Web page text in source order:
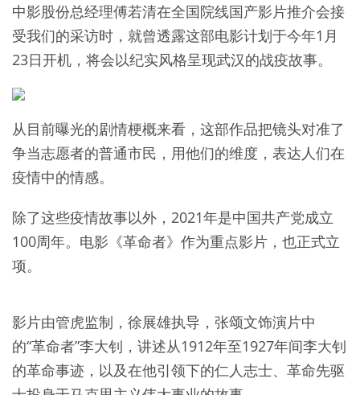
中影股份总经理傅若清在全国院线国产影片推介会接
受我们的采访时，就曾透露这部电影计划于今年1月
23日开机，将会以纪实风格呈现武汉的战疫故事。
从目前曝光的剧情梗概来看，这部作品把镜头对准了
争当志愿者的普通市民，用他们的维度，表达人们在
疫情中的情感。
除了这些疫情故事以外，2021年是中国共产党成立
100周年。电影《革命者》作为重点影片，也正式立
项。
影片由管虎监制，徐展雄执导，张颂文饰演片中
的“革命者”李大钊，讲述从1912年至1927年间李大钊
的革命事迹，以及在他引领下的仁人志士、革命先驱